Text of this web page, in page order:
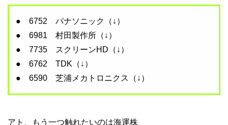
● 6752 パナソニック（↓）
● 6981 村田製作所（↓）
● 7735 スクリーンHD（↓）
● 6762 TDK（↓）
● 6590 芝浦メカトロニクス（↓）
アト、もう一つ触れたいのは海運株